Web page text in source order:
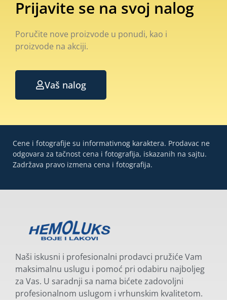
Prijavite se na svoj nalog
Poručite nove proizvode u ponudi, kao i
proizvode na akciji.
Vaš nalog
Cene i fotografije su informativnog karaktera. Prodavac ne
odgovara za tačnost cena i fotografija, iskazanih na sajtu.
Zadržava pravo izmena cena i fotografija.
Naši iskusni i profesionalni prodavci pružiće Vam
maksimalnu uslugu i pomoć pri odabiru najboljeg
za Vas. U saradnji sa nama bićete zadovoljni
profesionalnom uslugom i vrhunskim kvalitetom.